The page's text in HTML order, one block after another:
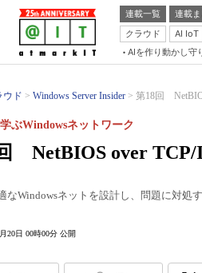
連載一覧 連載
クラウド
AI IoT
AIを作り動かし守
ウド Windows Server Insider 第18回
NetBIOS over TCP/
ぶWindowsネットワーク
なWindowsネットを設計し、問題に対処
20日 00時00分 公開